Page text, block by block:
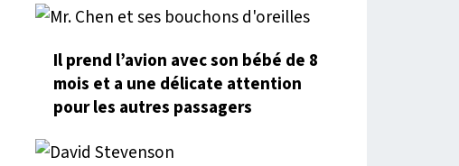
Il prend l’avion avec son bébé de 8
mois et a une délicate attention
pour les autres passagers